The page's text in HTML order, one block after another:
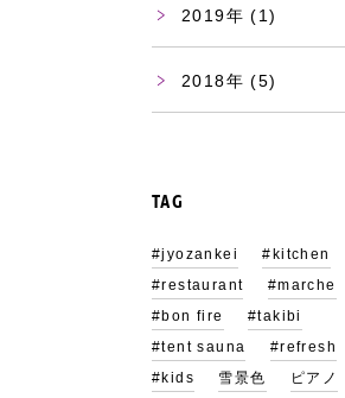
2019 (1)
2018 (5)
TAG
#jyozankei
#kitchen
#restaurant
#marche
#bon fire
#takibi
#tent sauna
#refresh
#kids
雪景色 ピアノ